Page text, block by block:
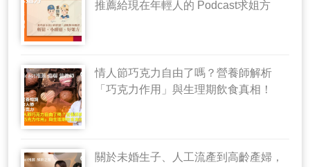
推薦給現在年輕人的 Podcast求姐方
情人節巧克力自由了嗎？營養師解析
「巧克力作用」與生理期飲食真相！
關於未婚生子、人工流產到高齡產婦，